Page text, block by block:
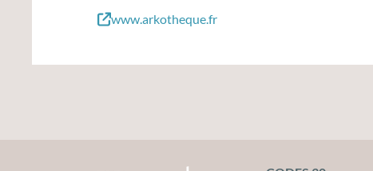
www.arkotheque.fr